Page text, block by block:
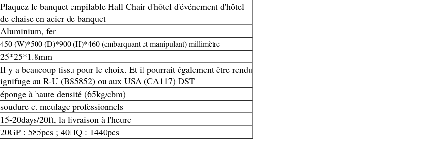
Plaquez le banquet empilable Hall Chair d'hôtel d'événement d'hôtel
de chaise en acier de banquet
Aluminium, fer
450 (W)*500 (D)*900 (H)*460 (embarquant et manipulant) millimètre
25*25*1.8mm
Il y a beaucoup tissu pour le choix. Et il pourrait également être rendu
ignifuge au R-U (BS5852) ou aux USA (CA117) DST
éponge à haute densité (65kg/cbm)
soudure et meulage professionnels
15-20days/20ft, la livraison à l'heure
20GP : 585pcs ; 40HQ : 1440pcs